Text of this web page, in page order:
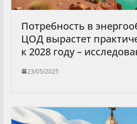
Потребность в
ЦОД вырастет
к 2028 году –
23/05/2025